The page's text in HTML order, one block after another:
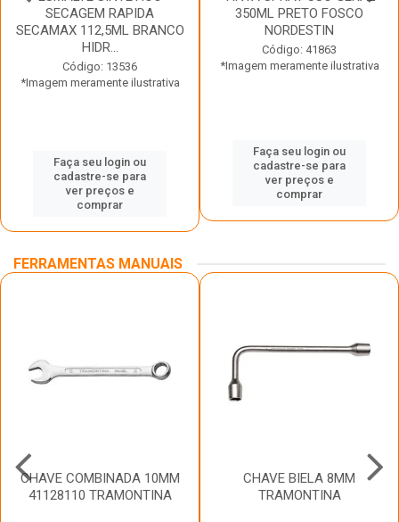
SECAGEM RAPIDA
SECAMAX 112,5ML BRANCO
HIDR...
Código: 13536
*Imagem meramente ilustrativa
Faça seu login ou
cadastre-se para
ver preços e
comprar
350ML PRETO FOSCO
NORDESTIN
Código: 41863
*Imagem meramente ilustrativa
Faça seu login ou
cadastre-se para
ver preços e
comprar
FERRAMENTAS MANUAIS
CHAVE COMBINADA 10MM
41128110 TRAMONTINA
CHAVE BIELA 8MM
TRAMONTINA